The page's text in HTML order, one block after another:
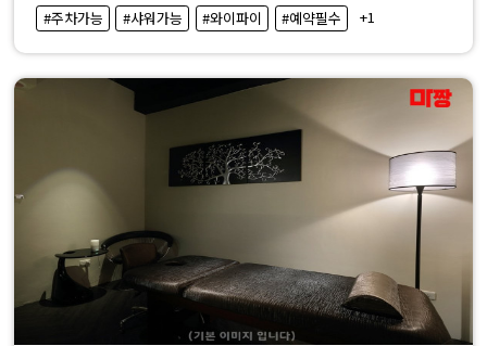
#주차가능 #샤워가능 #와이파이 #예약필수 +1